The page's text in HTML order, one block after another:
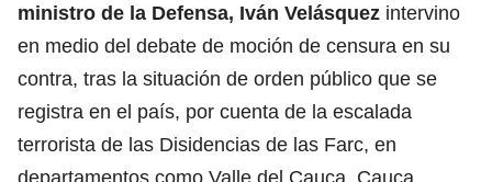
ministro de la Defensa, Iván Velásquez intervino
en medio del debate de moción de censura en su
contra, tras la situación de orden público que se
registra en el país, por cuenta de la escalada
terrorista de las Disidencias de las Farc, en
departamentos como Valle del Cauca, Cauca,